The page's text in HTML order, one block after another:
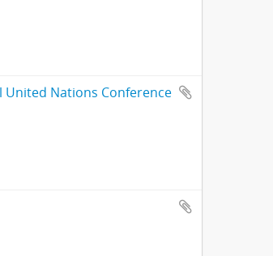
United Nations Conference